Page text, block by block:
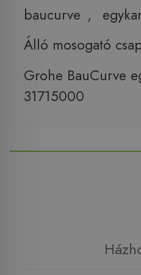
baucurve ,
Álló mosogató
Grohe BauCurve
31715000